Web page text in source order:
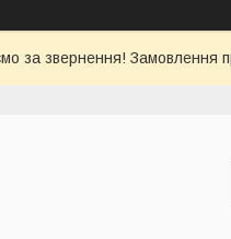
за звернення! Замовлення